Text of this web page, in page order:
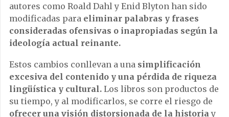
autores como Roald Dahl y Enid Blyton han sido
modificadas para eliminar palabras y frases
consideradas ofensivas o inapropiadas según la
ideología actual reinante.
Estos cambios conllevan a una simplificación
excesiva del contenido y una pérdida de riqueza
lingüística y cultural. Los libros son productos de
su tiempo, y al modificarlos, se corre el riesgo de
ofrecer una visión distorsionada de la historiay